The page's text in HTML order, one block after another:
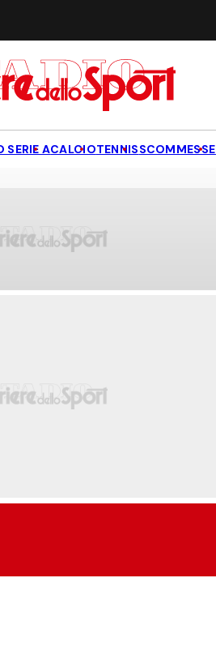
SERIE ACALCIOTENNISSCOMMESSE